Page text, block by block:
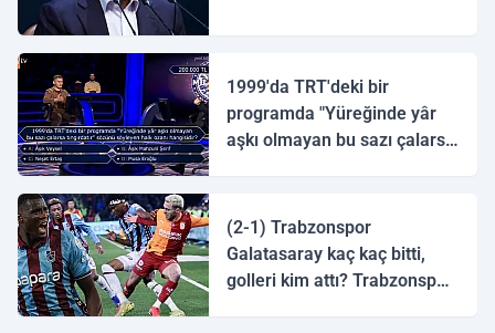
1999'da TRT'deki bir
programda "Yüreğinde yâr
aşkı olmayan bu sazı çalarsa
(2-1) Trabzonspor
Galatasaray kaç kaç bitti,
golleri kim attı? Trabzonspor